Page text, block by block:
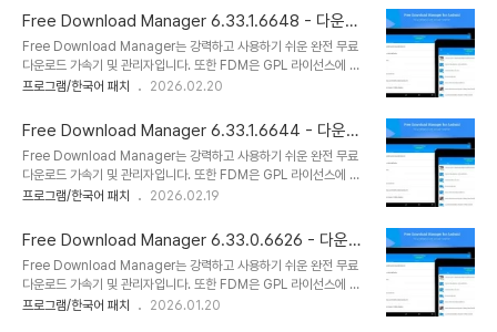
하고 결정을 내릴 수 있도록 합..
품은 직관적이고 사용자 친화적인 인터페이스로 잘 알려져 있습니다.
FDM은 사이트 관리자, 가속기, 사이트 탐색기 및 스케줄러로 작동할
수 있습니다. FDM은 손상된 다운로드를 재개할 수 있습니다. 따라서
우연한 중단 후 처음부터 다운로드 프로세스를 시작할 필요가 없습니
다. 중단된 순간부터 완료되지 않은 다운로드를 재개할 수 있습니다.
하고 결정을 내릴 수 있도록 합..
Free Download Manager 6.33.1.6648 - 다운로
드 관리자 및 가속기
Free Download Manager는 강력하고 사용하기 쉬운 완전 무료
다운로드 가속기 및 관리자입니다. 또한 FDM은 GPL 라이선스에 따
라 배포되는 100% 안전한 오픈 소스 소프트웨어입니다. FDM은 가
품은 직관적이고 사용자 친화적인 인터페이스로 잘 알려져 있습니다.
FDM은 사이트 관리자, 가속기, 사이트 탐색기 및 스케줄러로 작동할
수 있습니다. FDM은 손상된 다운로드를 재개할 수 있습니다. 따라서
우연한 중단 후 처음부터 다운로드 프로세스를 시작할 필요가 없습니
다. 중단된 순간부터 완료되지 않은 다운로드를 재개할 수 있습니다.
하고 결정을 내릴 수 있도록 합..
프로그램/한국어 패치 2026.02.20
Free Download Manager 6.33.1.6644 - 다운로
드 관리자 및 가속기
Free Download Manager는 강력하고 사용하기 쉬운 완전 무료
다운로드 가속기 및 관리자입니다. 또한 FDM은 GPL 라이선스에 따
라 배포되는 100% 안전한 오픈 소스 소프트웨어입니다. FDM은 가
품은 직관적이고 사용자 친화적인 인터페이스로 잘 알려져 있습니다.
FDM은 사이트 관리자, 가속기, 사이트 탐색기 및 스케줄러로 작동할
수 있습니다. FDM은 손상된 다운로드를 재개할 수 있습니다. 따라서
우연한 중단 후 처음부터 다운로드 프로세스를 시작할 필요가 없습니
다. 중단된 순간부터 완료되지 않은 다운로드를 재개할 수 있습니다.
프로그램/한국어 패치 2026.02.19
Free Download Manager 6.33.0.6626 - 다운로
드 관리자 및 가속기
Free Download Manager는 강력하고 사용하기 쉬운 완전 무료
다운로드 가속기 및 관리자입니다. 또한 FDM은 GPL 라이선스에 따
라 배포되는 100% 안전한 오픈 소스 소프트웨어입니다. FDM은 가
프로그램/한국어 패치 2026.01.20